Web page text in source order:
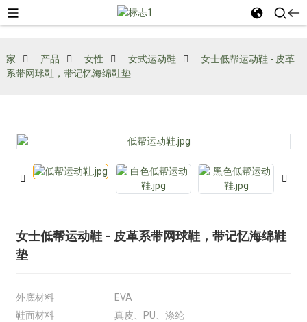
家 产品 女性 女式运动鞋
女士低帮运动鞋 - 皮革
系带网球鞋，带记忆海绵鞋垫
女士低帮运动鞋 - 皮革系带网球鞋，带记忆海绵鞋
垫
外底材料
EVA
鞋面材料
真皮、PU、涤纶